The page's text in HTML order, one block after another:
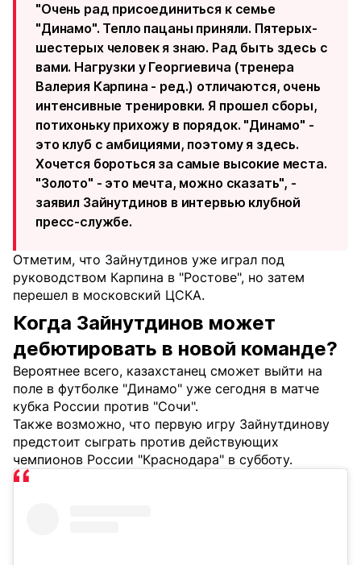
"Очень рад присоединиться к семье
"Динамо". Тепло пацаны приняли. Пятерых-
шестерых человек я знаю. Рад быть здесь с
вами. Нагрузки у Георгиевича (тренера
Валерия Карпина - ред.) отличаются, очень
интенсивные тренировки. Я прошел сборы,
потихоньку прихожу в порядок. "Динамо" -
это клуб с амбициями, поэтому я здесь.
Хочется бороться за самые высокие места.
"Золото" - это мечта, можно сказать", -
заявил Зайнутдинов в интервью клубной
пресс-службе.
Отметим, что Зайнутдинов уже играл под
руководством Карпина в "Ростове", но затем
перешел в московский ЦСКА.
Когда Зайнутдинов может
дебютировать в новой команде?
Вероятнее всего, казахстанец сможет выйти на
поле в футболке "Динамо" уже сегодня в матче
кубка России против "Сочи".
Также возможно, что первую игру Зайнутдинову
предстоит сыграть против действующих
чемпионов России "Краснодара" в субботу.